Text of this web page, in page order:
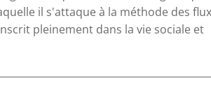
il s'attaque à la méthode des
pleinement dans la vie sociale et